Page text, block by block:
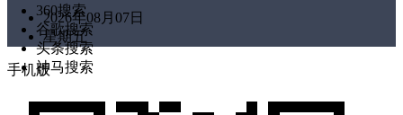
2026年08月07日
星期五
360搜索
谷歌搜索
头条搜索
神马搜索
手机版